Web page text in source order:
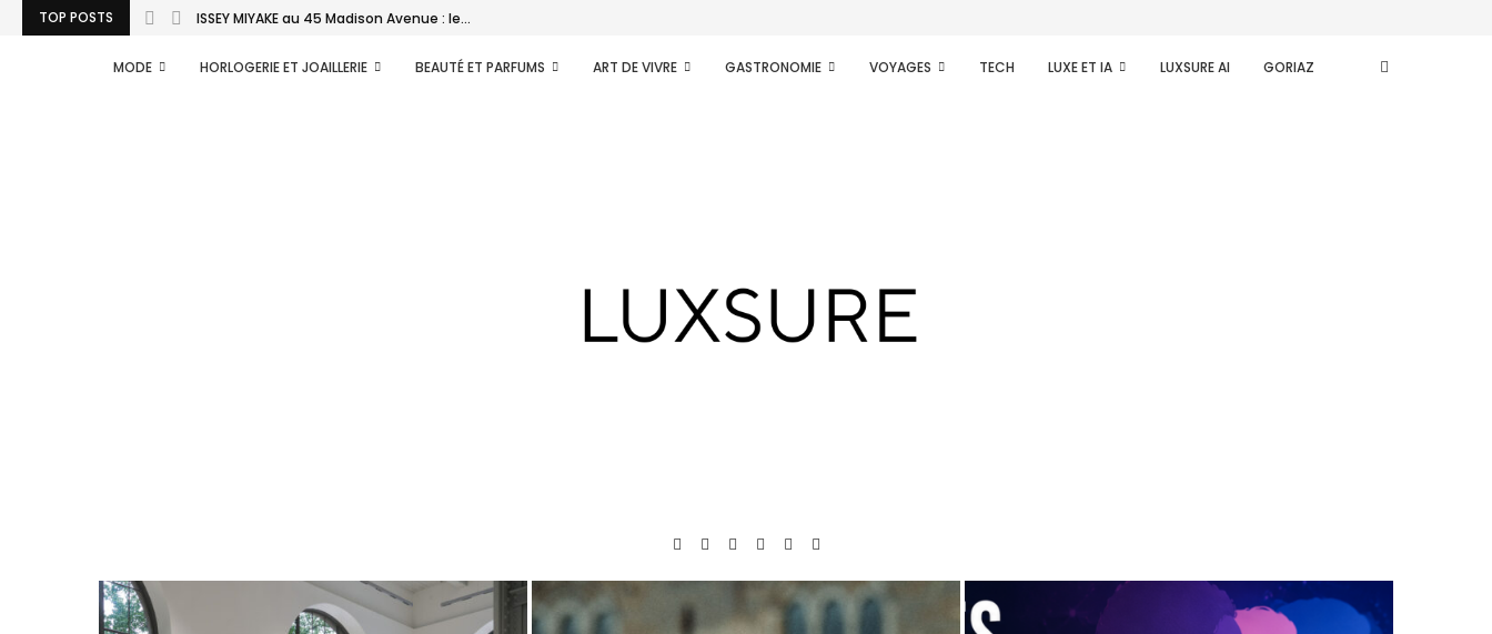
TOP POSTS ISSEY MIYAKE au 45 Madison Avenue : le...
MODE HORLOGERIE ET JOAILLERIE BEAUTÉ ET PARFUMS ART DE VIVRE GASTRONOMIE VOYAGES TECH LUXE ET IA LUXSURE AI GORIAZ